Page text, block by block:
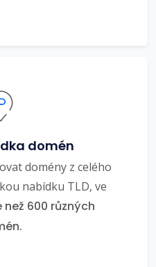
domén
domény z celého
nabídku TLD, ve
než 600 různých